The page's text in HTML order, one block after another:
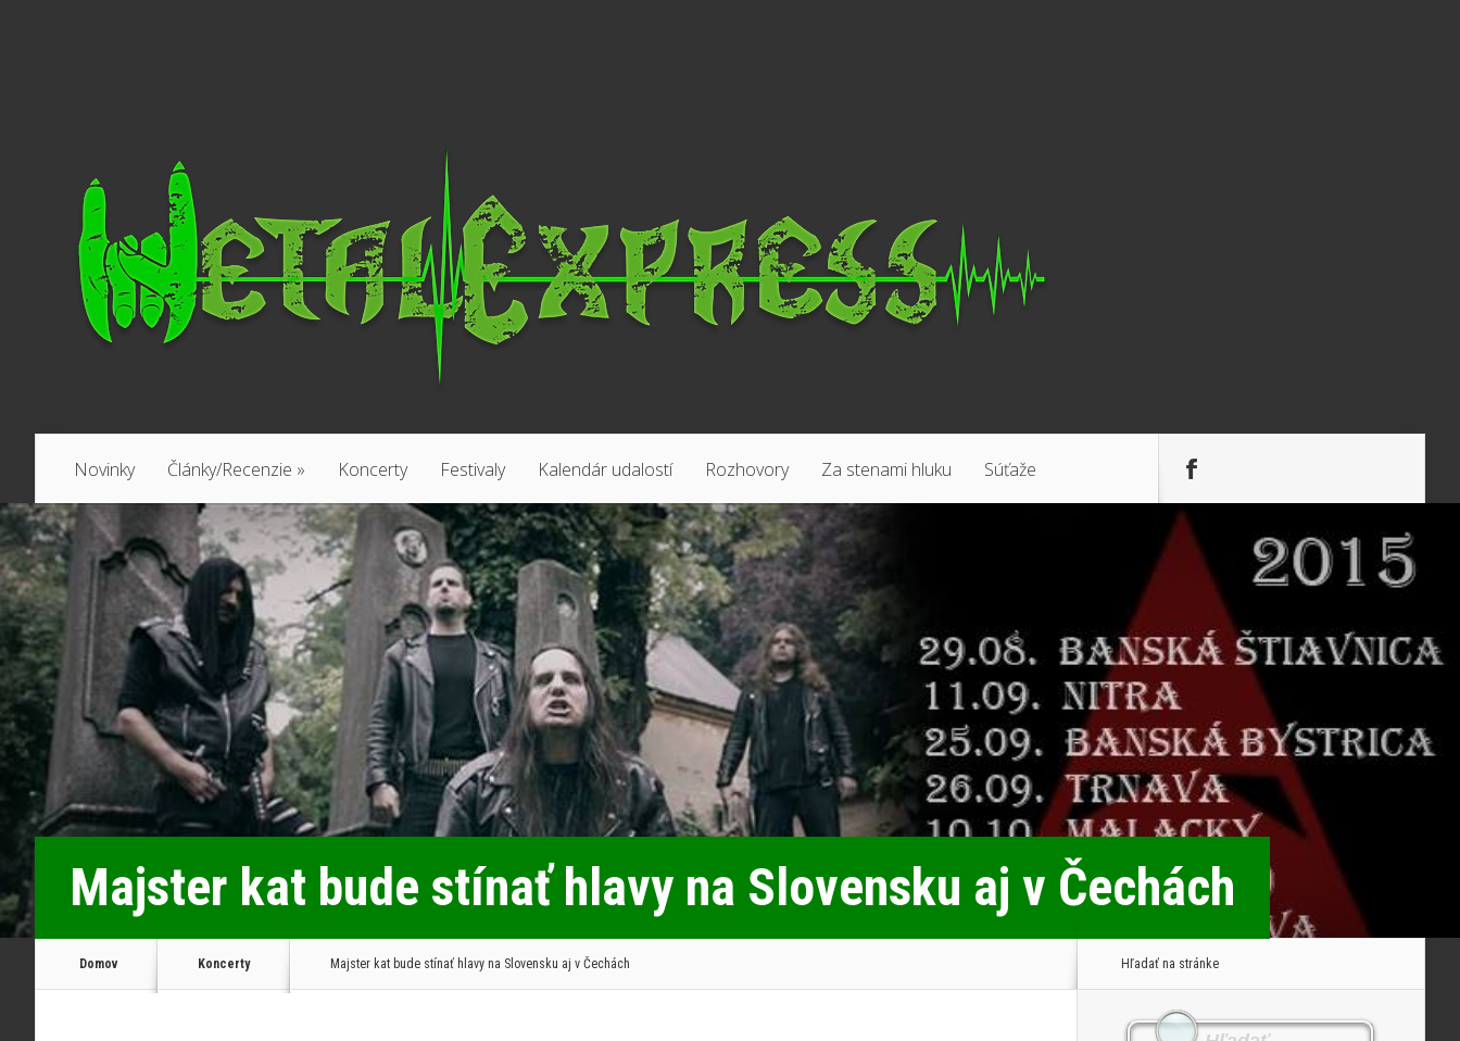
Novinky Články/Recenzie » Koncerty Festivaly Kalendár udalostí Rozhovory Za stenami hluku Súťaže
Majster kat bude stínať hlavy na Slovensku aj v Čechách
Domov Koncerty Majster kat bude stínať hlavy na Slovensku aj v Čechách Hľadať na stránke